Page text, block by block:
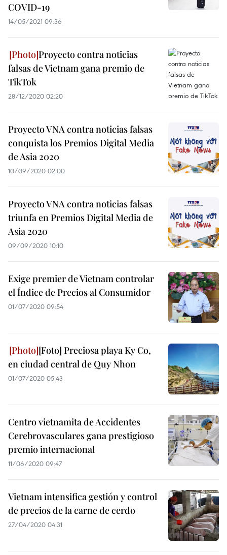
COVID-19
14/05/2021 09:36
Proyecto contra noticias
falsas de Vietnam gana premio de
TikTok
28/12/2020 02:20
Proyecto VNA contra noticias falsas
conquista los Premios Digital Media
de Asia 2020
10/09/2020 02:00
Proyecto VNA contra noticias falsas
triunfa en Premios Digital Media de
Asia 2020
09/09/2020 10:10
Exige premier de Vietnam controlar
el Índice de Precios al Consumidor
01/07/2020 09:54
[Foto] Preciosa playa Ky Co,
en ciudad central de Quy Nhon
01/07/2020 05:43
Centro vietnamita de Accidentes
Cerebrovasculares gana prestigioso
premio internacional
11/06/2020 09:47
Vietnam intensifica gestión y control
de precios de la carne de cerdo
27/04/2020 04:31